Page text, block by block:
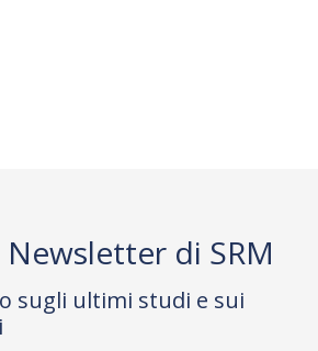
di SRM
sugli ultimi studi e sui